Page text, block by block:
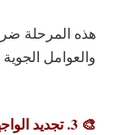
هذه المرحلة
والعوامل
🎨 3. تجديد الواجهات والديكورات الداخلية